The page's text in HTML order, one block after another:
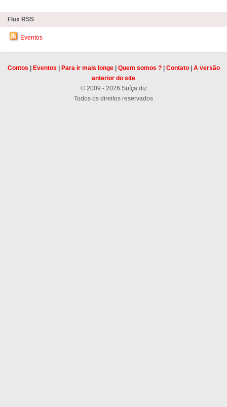
Flux RSS
Eventos
Contos Eventos Para ir mais longe| Quem somos ?| Contato| A versão
anterior do site
© 2009 - 2026 Suíça diz
Todos os direitos reservados